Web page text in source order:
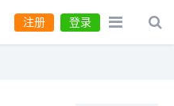
登录
注册